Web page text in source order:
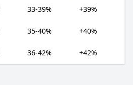
33-39% +39%
35-40% +40%
36-42% +42%